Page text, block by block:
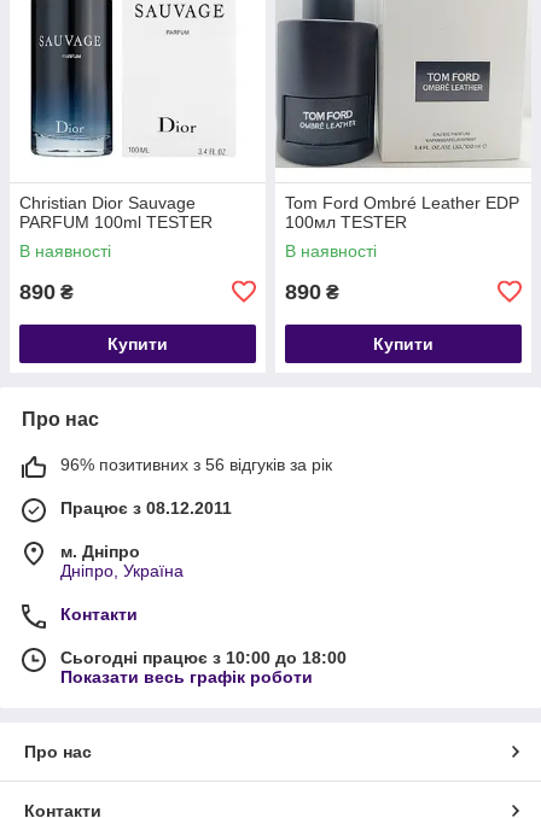
Christian Dior Sauvage
PARFUM 100ml TESTER
В наявності
890 ₴
Купити
Tom Ford Ombré Leather EDP
100мл TESTER
В наявності
890 ₴
Купити
Про нас
96% позитивних з 56 відгуків за рік
Працює з 08.12.2011
м. Дніпро
Дніпро, Україна
Контакти
Сьогодні працює з 10:00 до 18:00
Показати весь графік роботи
Про нас
Контакти